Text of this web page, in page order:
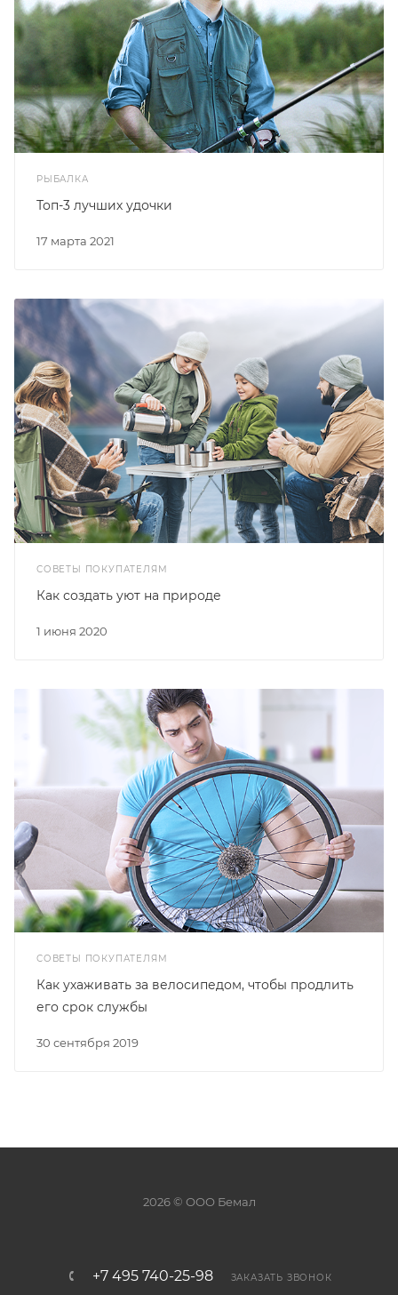
РЫБАЛКА
17 марта 2021
Топ-3 лучших удочки
СОВЕТЫ ПОКУПАТЕЛЯМ
1 июня 2020
Как создать уют на природе
СОВЕТЫ ПОКУПАТЕЛЯМ
30 сентября 2019
Как ухаживать за велосипедом, чтобы продлить
его срок службы
2026 © ООО Бемал
+7 495 740-25-98 ЗАКАЗАТЬ ЗВОНОК